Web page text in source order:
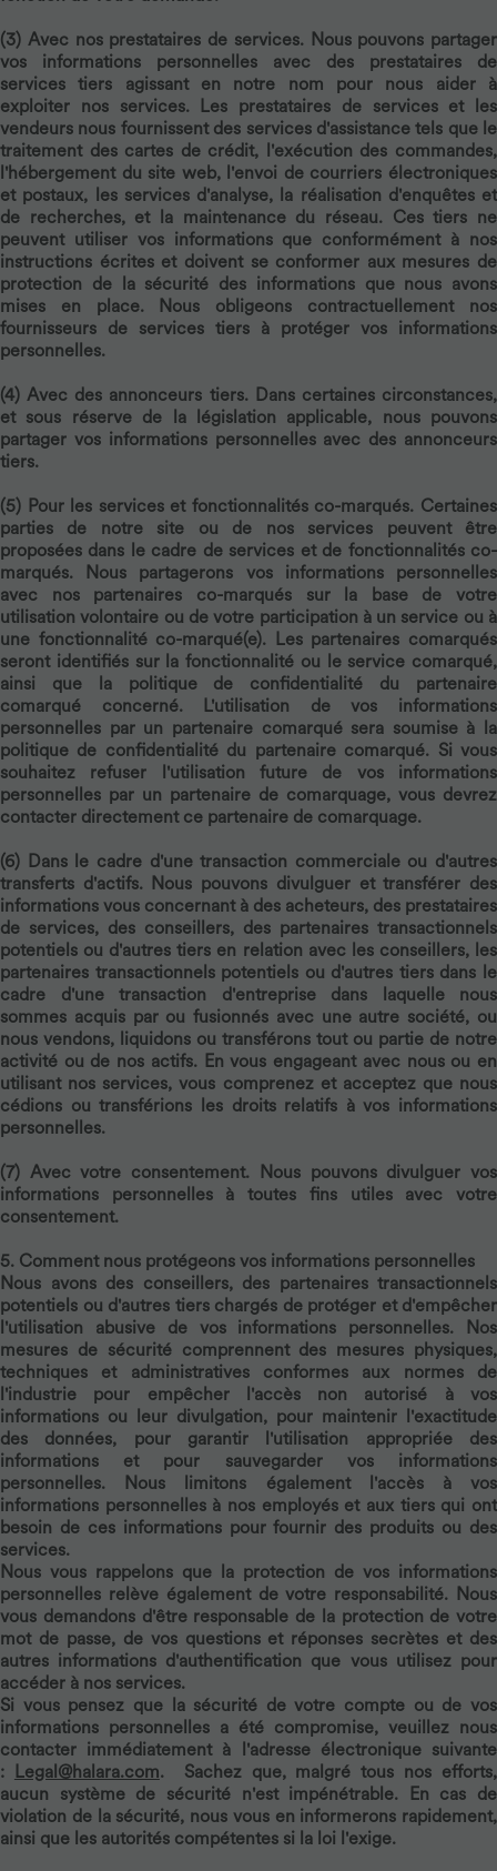
(3) Avec nos prestataires de services. Nous pouvons partager
vos informations personnelles avec des prestataires de
services tiers agissant en notre nom pour nous aider à
exploiter nos services. Les prestataires de services et les
vendeurs nous fournissent des services d'assistance tels que le
traitement des cartes de crédit, l'exécution des commandes,
l'hébergement du site web, l'envoi de courriers électroniques
et postaux, les services d'analyse, la réalisation d'enquêtes et
de recherches, et la maintenance du réseau. Ces tiers ne
peuvent utiliser vos informations que conformément à nos
instructions écrites et doivent se conformer aux mesures de
protection de la sécurité des informations que nous avons
mises en place. Nous obligeons contractuellement nos
fournisseurs de services tiers à protéger vos informations
personnelles.
(4)Avec des annonceurs tiers. Dans certaines circonstances,
et sous réserve de la législation applicable, nous pouvons
partager vos informations personnelles avec des annonceurs
tiers.
(5) Pour les services et fonctionnalités co-marqués. Certaines
parties de notre site ou de nos services peuvent être
proposées dans le cadre de services et de fonctionnalités co-
marqués. Nous partagerons vos informations personnelles
avec nos partenaires co-marqués sur la base de votre
utilisation volontaire ou de votre participation à un service ou à
une fonctionnalité co-marqué(e). Les partenaires comarqués
seront identifiés sur la fonctionnalité ou le service comarqué,
ainsi que la politique de confidentialité du partenaire
comarqué concerné. L'utilisation de vos informations
personnelles par un partenaire comarqué sera soumise à la
politique de confidentialité du partenaire comarqué. Si vous
souhaitez refuser l'utilisation future de vos informations
personnelles par un partenaire de comarquage, vous devrez
contacter directement ce partenaire de comarquage.
(6) Dans le cadre d'une transaction commerciale ou d'autres
transferts d'actifs. Nous pouvons divulguer et transférer des
informations vous concernant à des acheteurs, des prestataires
de services, des conseillers, des partenaires transactionnels
potentiels ou d'autres tiers en relation avec les conseillers, les
partenaires transactionnels potentiels ou d'autres tiers dans le
cadre d'une transaction d'entreprise dans laquelle nous
sommes acquis par ou fusionnés avec une autre société, ou
nous vendons, liquidons ou transférons tout ou partie de notre
activité ou de nos actifs. En vous engageant avec nous ou en
utilisant nos services, vous comprenez et acceptez que nous
cédions ou transférions les droits relatifs à vos informations
personnelles.
(7) Avec votre consentement.
Nous pouvons divulguer vos
informations personnelles à toutes fins utiles avec votre
consentement.
5. Comment nous protégeons vos informations personnelles
Nous avons des conseillers, des partenaires transactionnels
potentiels ou d'autres tiers chargés de protéger et d'empêcher
l'utilisation abusive de vos informations personnelles. Nos
mesures de sécurité comprennent des mesures physiques,
techniques et administratives conformes aux normes de
l'industrie pour empêcher l'accès non autorisé à vos
informations ou leur divulgation, pour maintenir l'exactitude
des données, pour garantir l'utilisation appropriée des
informations et pour sauvegarder vos informations
personnelles. Nous limitons également l'accès à vos
informations personnelles à nos employés et aux tiers qui ont
besoin de ces informations pour fournir des produits ou des
services.
Nous vous rappelons que la protection de vos informations
personnelles relève également de votre responsabilité. Nous
vous demandons d'être responsable de la protection de votre
mot de passe, de vos questions et réponses secrètes et des
autres informations d'authentification que vous utilisez pour
accéder à nos services.
Si vous pensez que la sécurité de votre compte ou de vos
informations personnelles a été compromise, veuillez nous
contacter immédiatement à l'adresse électronique suivante
:
Legal@halara.com. Sachez que, malgré tous nos efforts,
aucun système de sécurité n'est impénétrable. En cas de
violation de la sécurité, nous vous en informerons rapidement,
ainsi que les autorités compétentes si la loi l'exige.